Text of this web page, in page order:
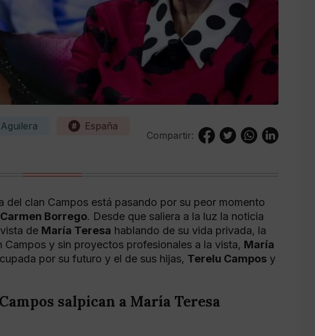
España
Compartir:
del clan Campos está pasando por su peor momento
Carmen Borrego. Desde que saliera a la luz la noticia
de María Teresa hablando de su vida privada, la
y sin proyectos profesionales a la vista, María
por su futuro y el de sus hijas, Terelu Campos y
salpican a María Teresa